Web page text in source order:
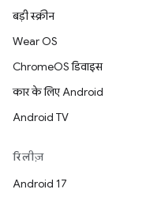
बड़ी स्क्रीन
Wear OS
ChromeOS डिवाइस
कार के लिए Android
Android TV
रिलीज़
Android 17